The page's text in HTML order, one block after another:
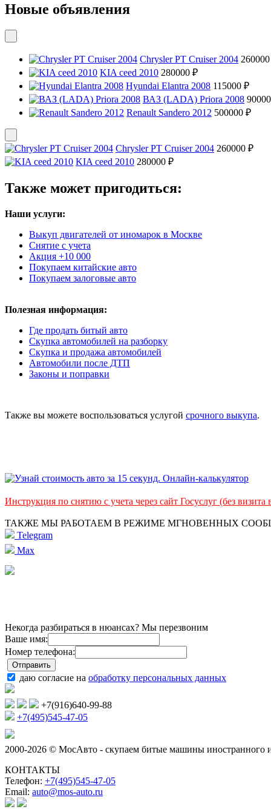
Новые объявления
Chrysler PT Cruiser 2004
KIA ceed 2010 280000 ₽
Hyundai Elantra 2008 115000 ₽
ВАЗ (LADA) Priora 2008
Renault Sandero 2012 500000 ₽
Chrysler PT Cruiser 2004 260000 ₽
KIA ceed 2010 280000 ₽
Также может пригодиться:
Наши услуги:
Выкуп двигателей от иномарок в Москве
Снятие с учета
Акция +10 000
Покупаем китайские авто
Покупаем залоговые авто
Полезная информация:
Где продать битый авто
Скупка автомобилей на разборку
Скупка и продажа автомобилей
Автомобили после ДТП
Законы и поправки
Также вы можете воспользоваться услугой срочного выкупа.
Инструкция по снятию с учета через сайт Госуслуг (без
ТАКЖЕ МЫ РАБОТАЕМ В РЕЖИМЕ МГНОВЕННЫХ
Telegram
Max
Некогда разбираться в нюансах? Мы перезвоним
Ваше имя:
Номер телефона:
даю согласие на обработку персональных данных
+7(916)640-99-88
+7(495)545-47-05
2000-2026 © МосАвто - скупаем битые машины иностранного
КОНТАКТЫ
Телефон: +7(495)545-47-05
Email: auto@mos-auto.ru